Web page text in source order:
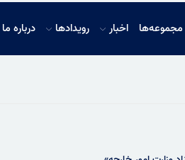
مجموعه‌ها اخبار رویدادها درباره ما